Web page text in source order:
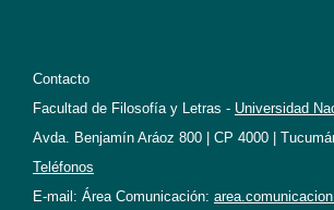
Contacto
Facultad de Filosofía y Letras - Universidad
Avda. Benjamín Aráoz 800 | CP 4000 |
Teléfonos
E-mail: Área Comunicación: